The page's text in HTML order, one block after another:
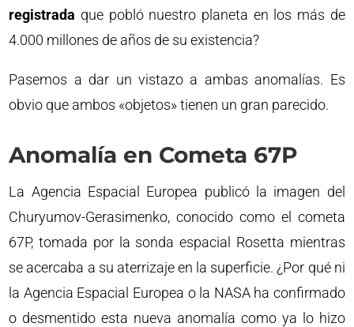
registrada que pobló nuestro planeta en los más de
4.000 millones de años de su existencia?
Pasemos a dar un vistazo a ambas anomalías. Es
obvio que ambos «objetos» tienen un gran parecido.
Anomalía en Cometa 67P
La Agencia Espacial Europea publicó la imagen del
Churyumov-Gerasimenko, conocido como el cometa
67P, tomada por la sonda espacial Rosetta mientras
se acercaba a su aterrizaje en la superficie. ¿Por qué ni
la Agencia Espacial Europea o la NASA ha confirmado
o desmentido esta nueva anomalía como ya lo hizo